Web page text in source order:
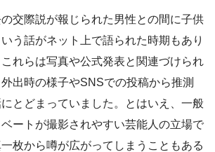
交際説が報じられた男性との間に子供
う話がネット上で語られた時期もあり
れらは写真や公式発表と関連づけられ
出時の様子やSNSでの投稿から推測
とどまっていました。とはいえ、一般
ートが撮影されやすい芸能人の立場で
枚から噂が広がってしまうこともある